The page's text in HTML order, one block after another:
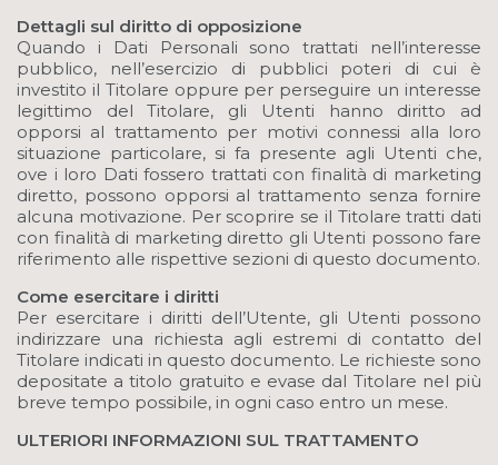
Dettagli sul diritto di opposizione
Quando i Dati Personali sono trattati nell’interesse
pubblico, nell’esercizio di pubblici poteri di cui è
investito il Titolare oppure per perseguire un interesse
legittimo del Titolare, gli Utenti hanno diritto ad
opporsi al trattamento per motivi connessi alla loro
situazione particolare, si fa presente agli Utenti che,
ove i loro Dati fossero trattati con finalità di marketing
diretto, possono opporsi al trattamento senza fornire
alcuna motivazione. Per scoprire se il Titolare tratti dati
con finalità di marketing diretto gli Utenti possono fare
riferimento alle rispettive sezioni di questo documento.
Come esercitare i diritti
Per esercitare i diritti dell’Utente, gli Utenti possono
indirizzare una richiesta agli estremi di contatto del
Titolare indicati in questo documento. Le richieste sono
depositate a titolo gratuito e evase dal Titolare nel più
breve tempo possibile, in ogni caso entro un mese.
ULTERIORI INFORMAZIONI SUL TRATTAMENTO